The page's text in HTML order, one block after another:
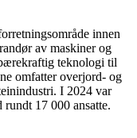
innen
av maskiner og
teknologi til
omfatter overjord- og
I 2024 var
17 000 ansatte.